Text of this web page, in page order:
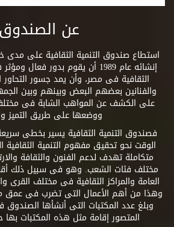
عن الصندوق
استطاع صندوق التنمية الثقافية على مدى
إنشائه عام 1989 أن يقوم بدور
الثقافية فى مصر، وأن يمد جسور التحاور
والفنانين بعضهم البعض وبينهم وبين
على الكشف عن المواهب الشابة فى
ووضعها على طريق التميز
فصندوق التنمية الثقافية يسير بخطى
الوقت نحو تحقيق مفهوم التنمية
متكاملة تهدف لدعم الفنون والثقافة
مختلف فئات الشعب. وهو فى سبيل ذلك
العامة والمراكز الثقافية فى مختلف القرى
وهذا من أهم الأعمال التى تضرب فى عمق
وبلغ عدد المكتبات التى أنشأها
المتصور إقامة مثل هذه المكتبات بها حوالى